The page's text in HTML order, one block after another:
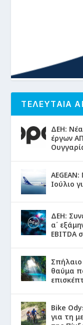
ΤΕΛΕΥΤΑΙΑ
ΔΕΗ:
έργων
Ιούλιο
ΔΕΗ:
α΄
EBITDA
θαύμα
Bike
για τη